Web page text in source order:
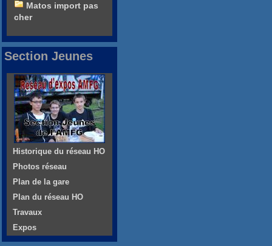
Matos import pas
cher
Section Jeunes
Historique du réseau HO
Photos réseau
Plan de la gare
Plan du réseau HO
Travaux
Expos